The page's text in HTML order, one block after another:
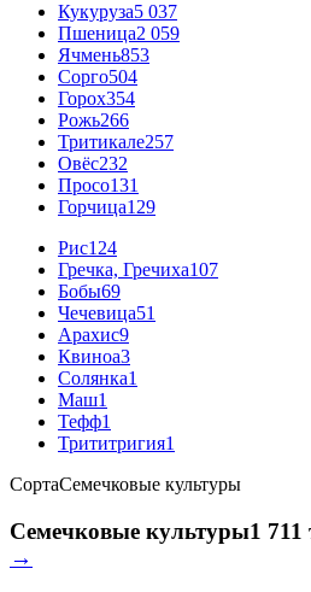
Кукуруза5 037
Пшеница2 059
Ячмень853
Сорго504
Горох354
Рожь266
Тритикале257
Овёс232
Просо131
Горчица129
Рис124
Гречка, Гречиха107
Бобы69
Чечевица51
Арахис9
Квиноа3
Солянка1
Маш1
Тефф1
Трититригия1
СортаСемечковые культуры
Семечковые культуры1 711
→